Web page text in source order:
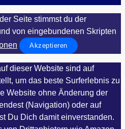
Seite stimmst du der
von eingebundenen Skripten
Akzeptieren
dieser Website sind auf
um das beste Surferlebnis zu
Website ohne Änderung der
(Navigation) oder auf
Du Dich damit einverstanden.